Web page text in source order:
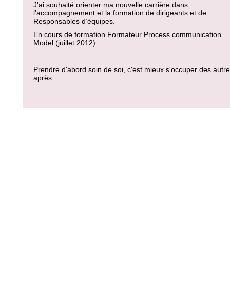
J'ai souhaité orienter ma nouvelle carrière dans
l’accompagnement et la formation de dirigeants et de
Responsables d’équipes.
En cours de formation Formateur Process communication
Model (juillet 2012)
Prendre d'abord soin de soi, c'est mieux s'occuper des
après...